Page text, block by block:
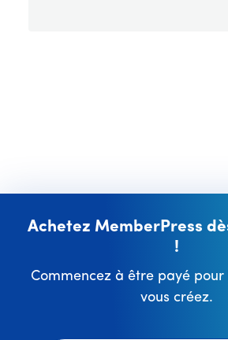
Achetez MemberPress
!
Commencez à être payé pour
vous créez.